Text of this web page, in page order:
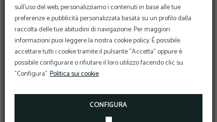
sull'uso del web, personalizziamo i contenuti in base alle tue
preferenze e pubblicità personalizzata basata su un profilo dalla
raccolta delle tue abitudini di navigazione. Per maggiori
informazioni puoi leggere la nostra cookie policy. È possibile
accettare tutti i cookie tramite il pulsante "Accetta" oppure è
possibile configurare o rifiutare il loro utilizzo facendo clic su
"Configura".Politica sui cookie
CONFIGURA
PRENOTARE
PROMOZIONI